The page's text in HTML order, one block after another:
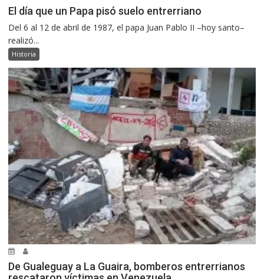
El día que un Papa pisó suelo entrerriano
Del 6 al 12 de abril de 1987, el papa Juan Pablo II –hoy santo–
realizó...
Historia
De Gualeguay a La Guaira, bomberos entrerrianos